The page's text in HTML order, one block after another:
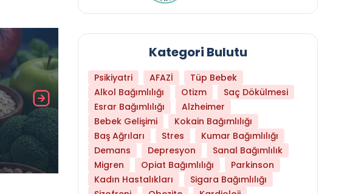
Daha Az Protein Tüketmek Yaşlanmayı
Kategori Bulutu
Psikiyatri AFAZİ
Tüp Bebek
Alkol Bağımlılığı
Otizm
Saç Dökülmesi
Esrar Bağımlılığı
Alzheimer
Bebek Gelişimi
Kokain Bağımlılığı
Baş Ağrıları
Stres
Kumar Bağımlılığı
Demans
Depresyon
Sanal Bağımlılık
Migren
Opiat Bağımlılığı
Parkinson
Kadın Hastalıkları
Sigara Bağımlılığı